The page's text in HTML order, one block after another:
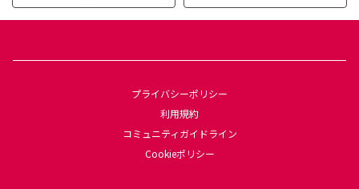
プライバシーポリシー
利用規約
コミュニティガイドライン
Cookieポリシー